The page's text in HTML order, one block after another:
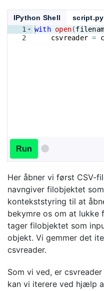
IPython Shell
script.py
1
2
with open(
csvreader =
Run
Her åbner vi først CSV-
navngiver filobjektet
kontekststyring til at
bekymre os om at lukke
tager filobjektet som
objekt. Vi gemmer det
csvreader.
Som vi ved, er
kan vi iterere ved hjælp